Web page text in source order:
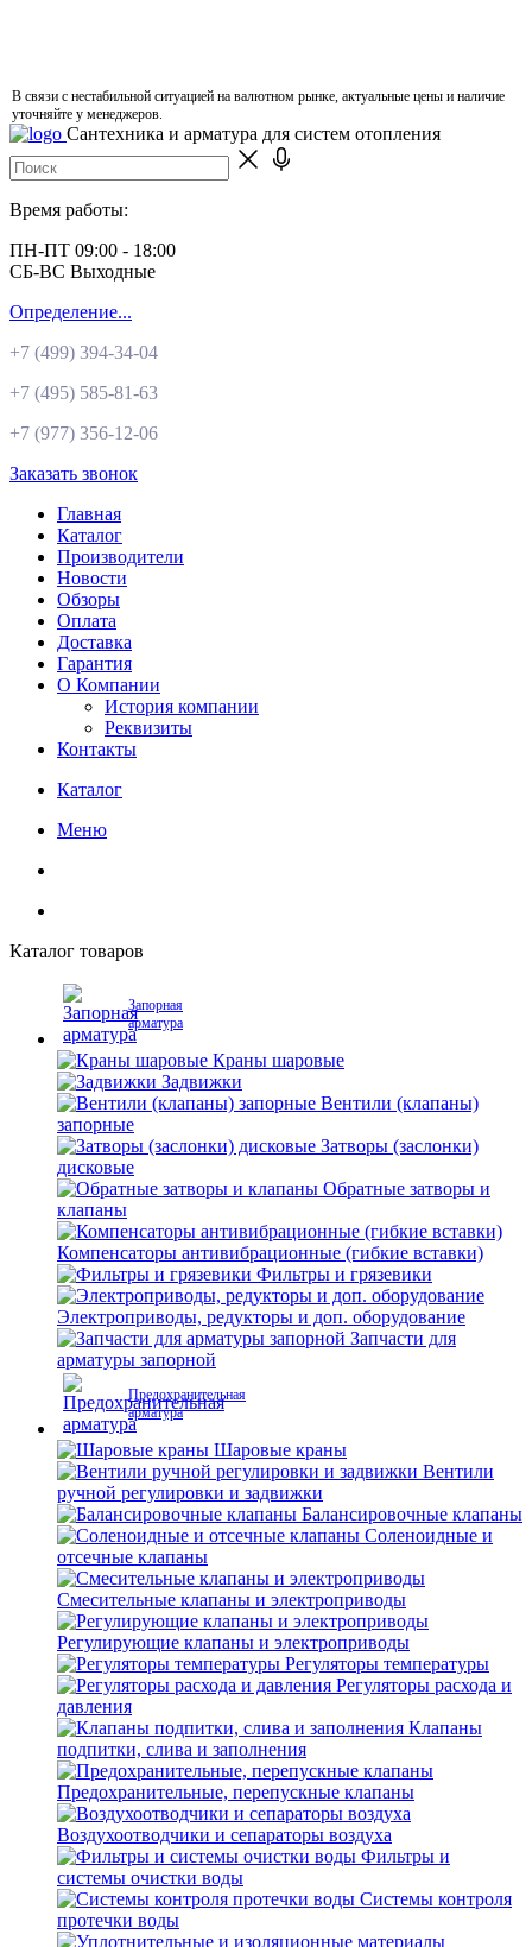
В связи с нестабильной ситуацией на валютном рынке, актуальные цены и наличие
уточняйте у менеджеров.
Сантехника и арматура для систем отопления
Время работы:
ПН-ПТ 09:00 - 18:00
СБ-ВС Выходные
Определение...
+7 (499) 394-34-04
+7 (495) 585-81-63
+7 (977) 356-12-06
Заказать звонок
Главная
Каталог
Производители
Новости
Обзоры
Оплата
Доставка
Гарантия
О Компании
История компании
Реквизиты
Контакты
Каталог
Меню
Каталог товаров
Запорная
арматура
Краны шаровые
Задвижки
Вентили (клапаны)
запорные
Затворы (заслонки)
дисковые
Обратные затворы и
клапаны
Компенсаторы антивибрационные (гибкие вставки)
Фильтры и грязевики
Электроприводы, редукторы и доп. оборудование
Запчасти для
арматуры запорной
Предохранительная
арматура
Шаровые краны
Вентили
ручной регулировки и задвижки
Балансировочные клапаны
Соленоидные и
отсечные клапаны
Смесительные клапаны и электроприводы
Регулирующие клапаны и электроприводы
Регуляторы температуры
Регуляторы расхода и
давления
Клапаны
подпитки, слива и заполнения
Предохранительные, перепускные клапаны
Воздухоотводчики и сепараторы воздуха
Фильтры и
системы очистки воды
Системы контроля
протечки воды